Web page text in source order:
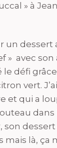
» à
dessert
» avec
défi
vert.
et qui a
là, ça